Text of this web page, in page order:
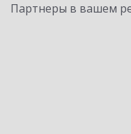
Партнеры в вашем